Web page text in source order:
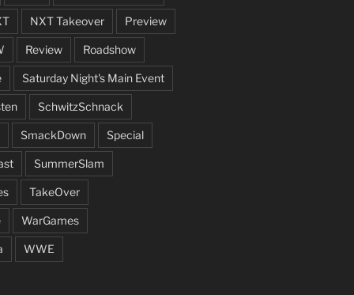
NXT Takeover Preview
Review Roadshow
Saturday Night's Main Event
SchwitzSchnack
SmackDown Special
SummerSlam
TakeOver
WarGames
WWE